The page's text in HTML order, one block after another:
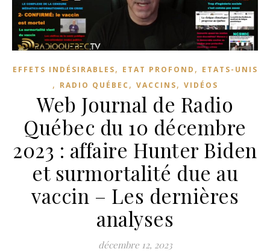
EFFETS INDÉSIRABLES, ETAT PROFOND , ETATS-UNIS
, RADIO QUÉBEC , VACCINS, VIDÉOS
Web Journal de Radio
Québec du 10 décembre
2023 : affaire Hunter Biden
et surmortalité due au
vaccin – Les dernières
analyses
décembre 12, 2023